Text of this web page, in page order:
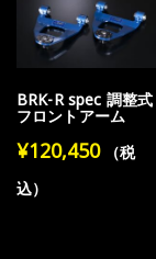
BRK-R spec 調整式
フロントアーム
¥120,450
（税
込）